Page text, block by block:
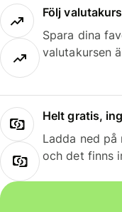
Följ
Spara dina
valutakursen
Helt gratis,
Ladda ned på
och det finns